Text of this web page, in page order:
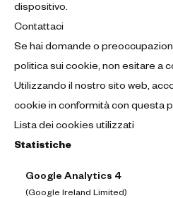
dispositivo.
Contattaci
Se hai domande o
politica sui cookie, non esitare a
Utilizzando il nostro sito web,
cookie in conformità con questa
Lista dei cookies utilizzati
Statistiche
Google Analytics 4
(Google Ireland Limited)